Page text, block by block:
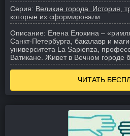
Серия: Великие города. История,
которые их сформировали
Описание: Елена Елохина –
Санкт-Петербурга, бакалавр и
университета La Sapienza,
Ватикане. Живет в Вечном городе
ЧИТАТЬ